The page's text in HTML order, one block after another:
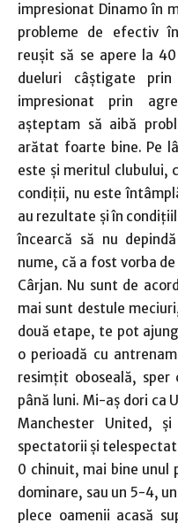
impresionat Dinamo în
probleme de efectiv
reuşit să se apere la
dueluri câştigate
impresionat prin
aşteptam să aibă
arătat foarte bine. Pe
este şi meritul clubului,
condiţii, nu este
au rezultate şi în
încearcă să nu
nume, că a fost vorba
Cârjan. Nu sunt de
mai sunt destule
două etape, te pot
o perioadă cu
resimţit oboseală,
până luni. Mi-aş dori ca
Manchester United,
spectatorii şi
0 chinuit, mai bine unul
dominare, sau un 5-4,
plece oamenii acasă